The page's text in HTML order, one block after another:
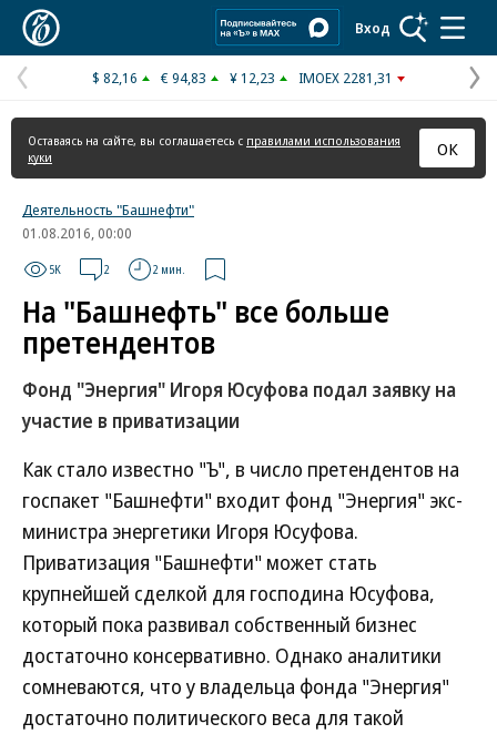
Вход
Предыдущая
страница
$ 82,16 € 94,83 ¥ 12,23 IMOEX 2281,31
Оставаясь на сайте, вы соглашаетесь с правилами использования
куки
ОК
Деятельность "Башнефти"
01.08.2016, 00:00
5K 2 2 мин.
На "Башнефть" все больше
претендентов
Фонд "Энергия" Игоря Юсуфова подал заявку на
участие в приватизации
Как стало известно "Ъ", в число претендентов на
госпакет "Башнефти" входит фонд "Энергия" экс-
министра энергетики Игоря Юсуфова.
Приватизация "Башнефти" может стать
крупнейшей сделкой для господина Юсуфова,
который пока развивал собственный бизнес
достаточно консервативно. Однако аналитики
сомневаются, что у владельца фонда "Энергия"
достаточно политического веса для такой